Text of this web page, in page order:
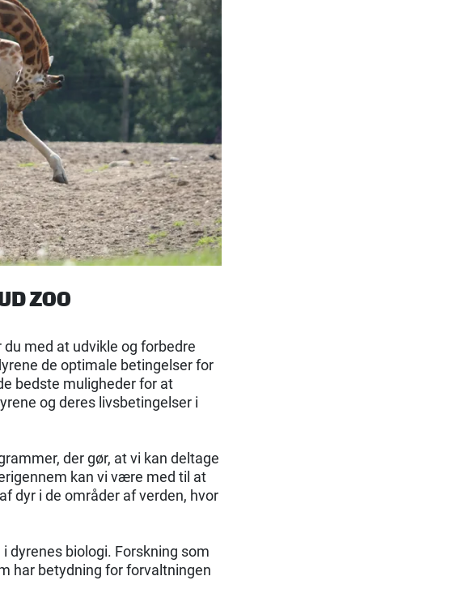
ZOO
med at udvikle og forbedre
de optimale betingelser for
bedste muligheder for at
og deres livsbetingelser i
der gør, at vi kan deltage
kan vi være med til at
dyr i de områder af verden, hvor
dyrenes biologi. Forskning som
har betydning for forvaltningen